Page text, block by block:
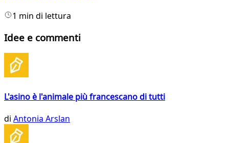
1 min di lettura
Idee e commenti
L'asino è l'animale più francescano di tutti
di Antonia Arslan